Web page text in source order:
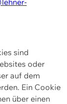
sind
oder
auf dem
Ein Cookie
über einen